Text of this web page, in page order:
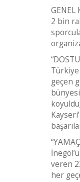
GENEL
2 bin
Türkiye
geçen
veren
her